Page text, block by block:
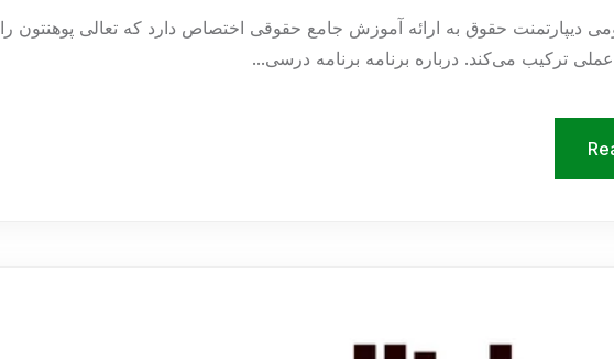
دیپارتمنت حقوق به ارائه آموزش جامع حقوقی اختصاص دارد که تعالی پوهنتون را
ترکیب می‌کند. درباره برنامه برنامه درسی...